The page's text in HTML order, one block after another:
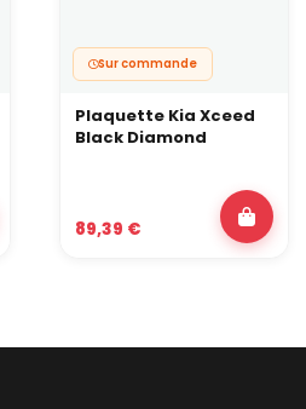
Sur commande
Plaquette Kia Xceed
Black Diamond
89,39 €